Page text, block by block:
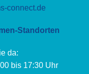
connect.de
Standorten
da:
bis 17:30 Uhr